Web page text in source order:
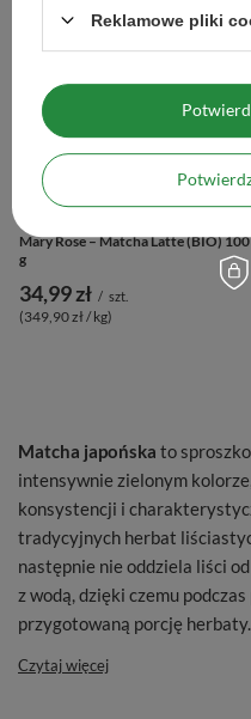
Mary Rose – Matcha Latte (BIO) 100
g
34,99 zł / szt.
(349,90 zł / kg)
Matcha japońska to
intensywnie zielonym
konsystencji i
tradycyjnych herbat
następnie nie oddziela liści
z wodą, dzięki czemu
przygotowaną porcję herbaty.
Czytaj więcej
Reklamowe pliki